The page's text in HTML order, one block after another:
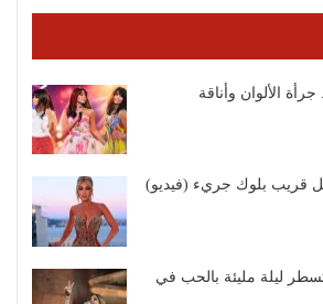
روبي في صيف 2026.. جرأة الألوان وأناقة
قريب بلوك جريء (فيديو)
ليلة مليئة بالحب في